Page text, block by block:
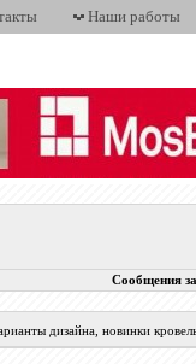
Наши работы
Сообщения
дизайна, новинки